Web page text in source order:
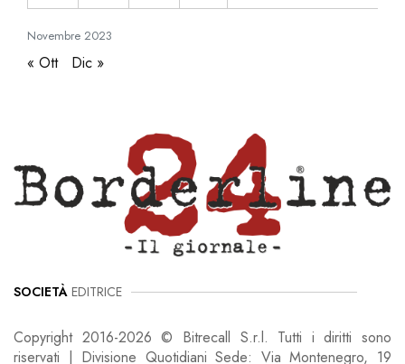
Novembre 2023
« Ott Dic »
SOCIETÀ EDITRICE
Copyright 2016-2026 © Bitrecall S.r.l. Tutti i diritti sono
riservati | Divisione Quotidiani Sede: Via Montenegro, 19